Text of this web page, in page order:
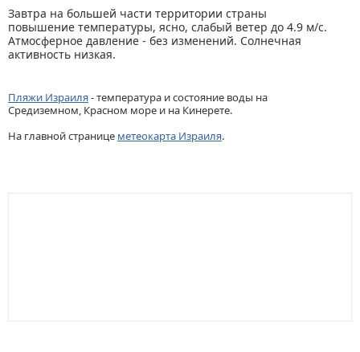
Завтра на большей части территории страны
повышение температуры, ясно, слабый ветер до 4.9 м/с.
Атмосферное давление - без изменений. Солнечная
активность низкая.
Пляжи Израиля- температура и состояние воды на
Средиземном, Красном море и на Кинерете.
На главной странице метеокарта Израиля.